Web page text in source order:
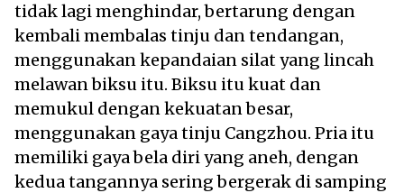
tidak lagi menghindar, bertarung dengan
kembali membalas tinju dan tendangan,
menggunakan kepandaian silat yang lincah
melawan biksu itu. Biksu itu kuat dan
memukul dengan kekuatan besar,
menggunakan gaya tinju Cangzhou. Pria itu
memiliki gaya bela diri yang aneh, dengan
kedua tangannya sering bergerak di samping